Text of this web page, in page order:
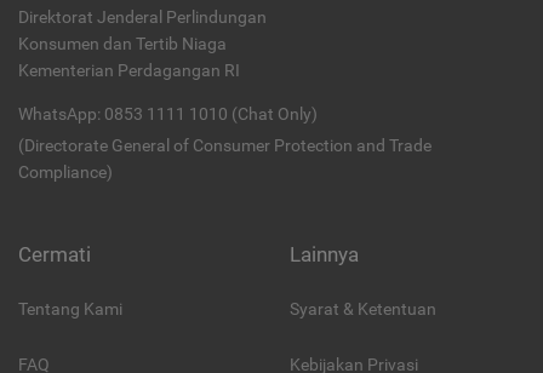
Direktorat Jenderal Perlindungan
Konsumen dan Tertib Niaga
Kementerian Perdagangan RI
WhatsApp: 0853 1111 1010 (Chat Only)
(Directorate General of Consumer Protection and Trade
Compliance)
Cermati
Tentang Kami
FAQ
Lainnya
Syarat & Ketentuan
Kebijakan Privasi